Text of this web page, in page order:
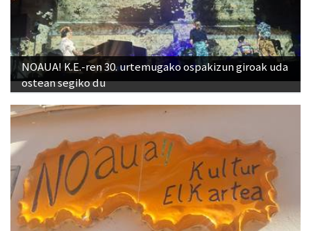
NOAUA! K.E.-ren 30. urtemugako ospakizun giroak uda
ostean segiko du